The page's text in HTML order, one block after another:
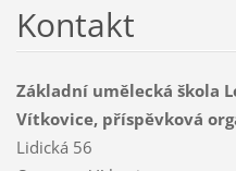
Kontakt
Základní umělecká škola
Vítkovice, příspěvková
Lidická 56